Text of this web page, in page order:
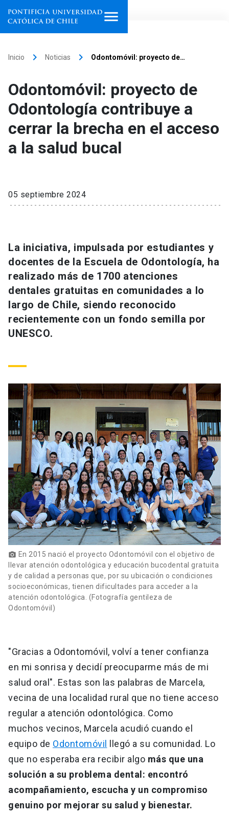
Facultades, escuelas e
institutos
Investigación
Información para keyboard_arrow_down
Futuros estudiantes
Estudiantes
Académicos
Personal
Alumni launch
Padres y familia
Vecinos launch
Go to english site launch
ACCESOS DIRECTOS
Admisión
Mi Portal UC launch
Medios launch
Donaciones launch
Inicio keyboard_arrow_right Noticias keyboard_arrow_right Odontomóvil: proyecto de…
Odontomóvil: proyecto de
Odontología contribuye a
cerrar la brecha en el acceso
a la salud bucal
05 septiembre 2024
La iniciativa, impulsada por estudiantes y
docentes de la Escuela de Odontología, ha
realizado más de 1700 atenciones
dentales gratuitas en comunidades a lo
largo de Chile, siendo reconocido
recientemente con un fondo semilla por
UNESCO.
photo_camera En 2015 nació el proyecto Odontomóvil con el objetivo de
llevar atención odontológica y educación bucodental gratuita
y de calidad a personas que, por su ubicación o condiciones
socioeconómicas, tienen dificultades para acceder a la
atención odontológica. (Fotografía gentileza de
Odontomóvil)
"Gracias a Odontomóvil, volví a tener confianza
en mi sonrisa y decidí preocuparme más de mi
salud oral". Estas son las palabras de Marcela,
vecina de una localidad rural que no tiene acceso
regular a atención odontológica. Como
muchos vecinos, Marcela acudió cuando el
equipo de Odontomóvil
llegó a su comunidad. Lo
que no esperaba era recibir algo más que una
solución a su problema dental: encontró
acompañamiento, escucha y un compromiso
genuino por mejorar su salud y bienestar.